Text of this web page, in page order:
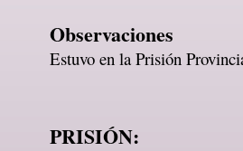
Observaciones
Estuvo en la Prisión
PRISIÓN: